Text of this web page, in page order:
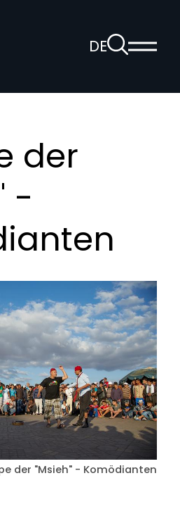
DEZur
Suchseite
der
-
der "Msieh" - Komödianten